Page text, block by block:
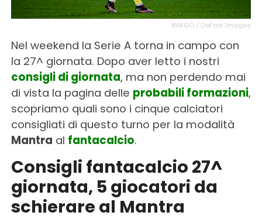
IMAGO / DeFodi Images
Nel weekend la Serie A torna in campo con
la 27^ giornata. Dopo aver letto i nostri
consigli di giornata, ma non perdendo mai
di vista la pagina delle probabili formazioni,
scopriamo quali sono i cinque calciatori
consigliati di questo turno per la modalità
Mantra al fantacalcio.
Consigli fantacalcio 27^
giornata, 5 giocatori da
schierare al Mantra